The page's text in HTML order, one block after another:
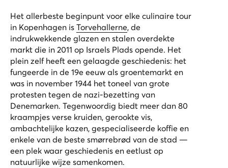
Het allerbeste beginpunt voor elke culinaire tour
in Kopenhagen is Torvehallerne, de
indrukwekkende glazen en stalen overdekte
markt die in 2011 op Israels Plads opende. Het
plein zelf heeft een gelaagde geschiedenis: het
fungeerde in de 19e eeuw als groentemarkt en
was in november 1944 het toneel van grote
protesten tegen de nazi-bezetting van
Denemarken. Tegenwoordig biedt meer dan 80
kraampjes verse kruiden, gerookte vis,
ambachtelijke kazen, gespecialiseerde koffie en
enkele van de beste smørrebrød van de stad —
een plek waar geschiedenis en eetlust op
natuurlijke wijze samenkomen.